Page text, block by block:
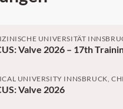
UNIVERSITÄT
Valve 2026 – 17th
UNIVERSITY INNSBRUCK,
Valve 2026